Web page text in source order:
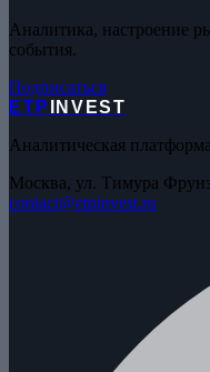
Аналитика, настроение
события.
Подписаться
ETP
INVEST
Аналитическая
Москва, ул. Тимура
contact@etpinvest.ru